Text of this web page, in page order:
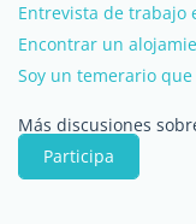
Entrevista de trabajo
Encontrar un
Soy un temerario
Más discusiones
Participa